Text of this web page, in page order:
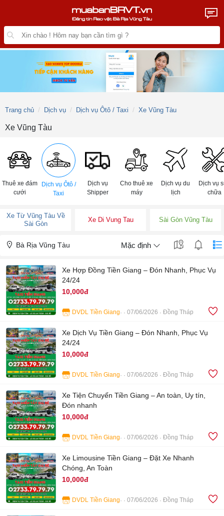
Trang chủ Dịch vụ Dịch vụ Ôtô / Taxi Xe Vũng Tàu
Xe Vũng Tàu
Thuê xe đám
cưới
Dịch vụ Ôtô /
Taxi
Dịch vụ
Shipper
Cho thuê xe
máy
Dịch vụ du
lịch
Dịch vụ
chữa
Xe Từ Vũng Tàu Về
Sài Gòn
Xe Di Vung Tau Sài Gòn Vũng Tàu
Bà Rịa Vũng Tàu Mặc định
Xe Hợp Đồng Tiền Giang – Đón Nhanh, Phục Vụ
24/24
10,000đ
DVDL Tiền Giang 07/06/2026 Đồng Tháp
Xe Dịch Vụ Tiền Giang – Đón Nhanh, Phục Vụ
24/24
10,000đ
DVDL Tiền Giang 07/06/2026 Đồng Tháp
Xe Tiện Chuyến Tiền Giang – An toàn, Uy tín,
Đón nhanh
10,000đ
DVDL Tiền Giang 07/06/2026 Đồng Tháp
Xe Limousine Tiền Giang – Đặt Xe Nhanh
Chóng, An Toàn
10,000đ
DVDL Tiền Giang 07/06/2026 Đồng Tháp